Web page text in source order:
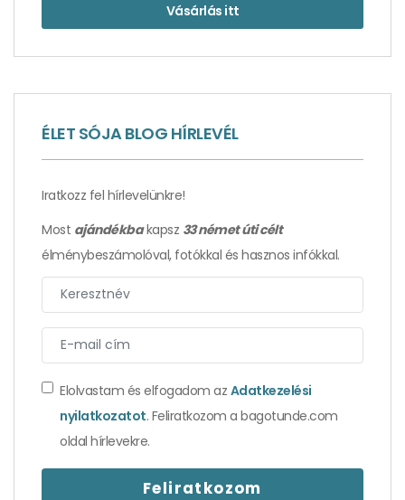
Élmények, amelyektől Isztambul a nélkülözhetetlen
hagyma lett – 2. rész
Csíp, de nélküle ízetlen lenne – isztambuli
Vásárlás itt
ÉLET SÓJA BLOG HÍRLEVÉL
Iratkozz fel hírlevelünkre!
Most ajándékbakapsz 33 német úti célt
élménybeszámolóval, fotókkal és hasznos infókkal.
Elolvastam és elfogadom az Adatkezelési
nyilatkozatot. Feliratkozom a bagotunde.com
oldal hírlevekre.